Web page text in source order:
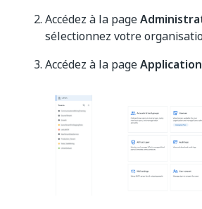
Accédez à la page
sélectionnez votre
Accédez à la page